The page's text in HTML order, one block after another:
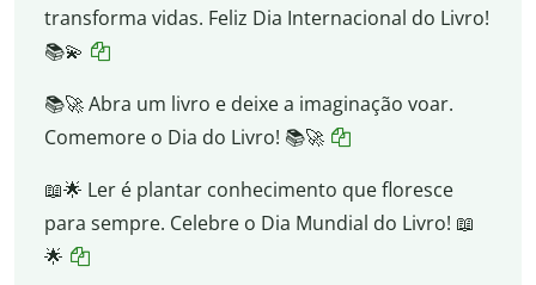
transforma vidas. Feliz Dia Internacional do Livro!
📚💫
📚🚀 Abra um livro e deixe a imaginação voar.
Comemore o Dia do Livro! 📚🚀
📖🌟 Ler é plantar conhecimento que floresce
para sempre. Celebre o Dia Mundial do Livro! 📖
🌟